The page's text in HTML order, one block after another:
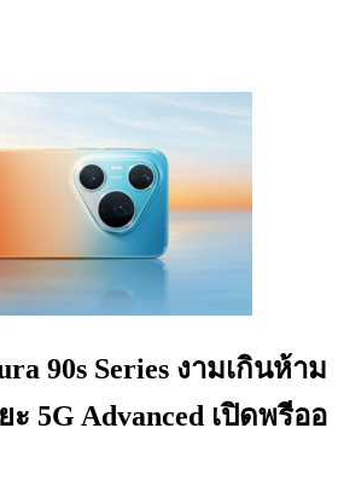
90s Series งามเกินห้าม
5G Advanced เปิดพรีออ